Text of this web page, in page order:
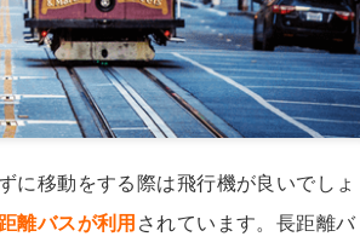
に移動をする際は飛行機が良いでしょ
離バスが利用されています。長距離バ